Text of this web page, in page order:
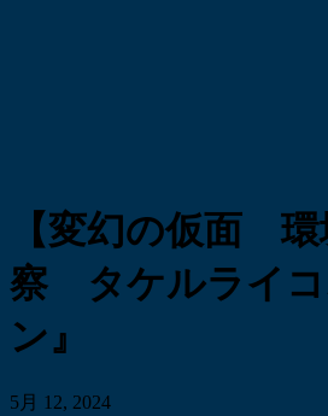
【変幻の仮面
察 タケルライコ
ン』
5月 12, 2024